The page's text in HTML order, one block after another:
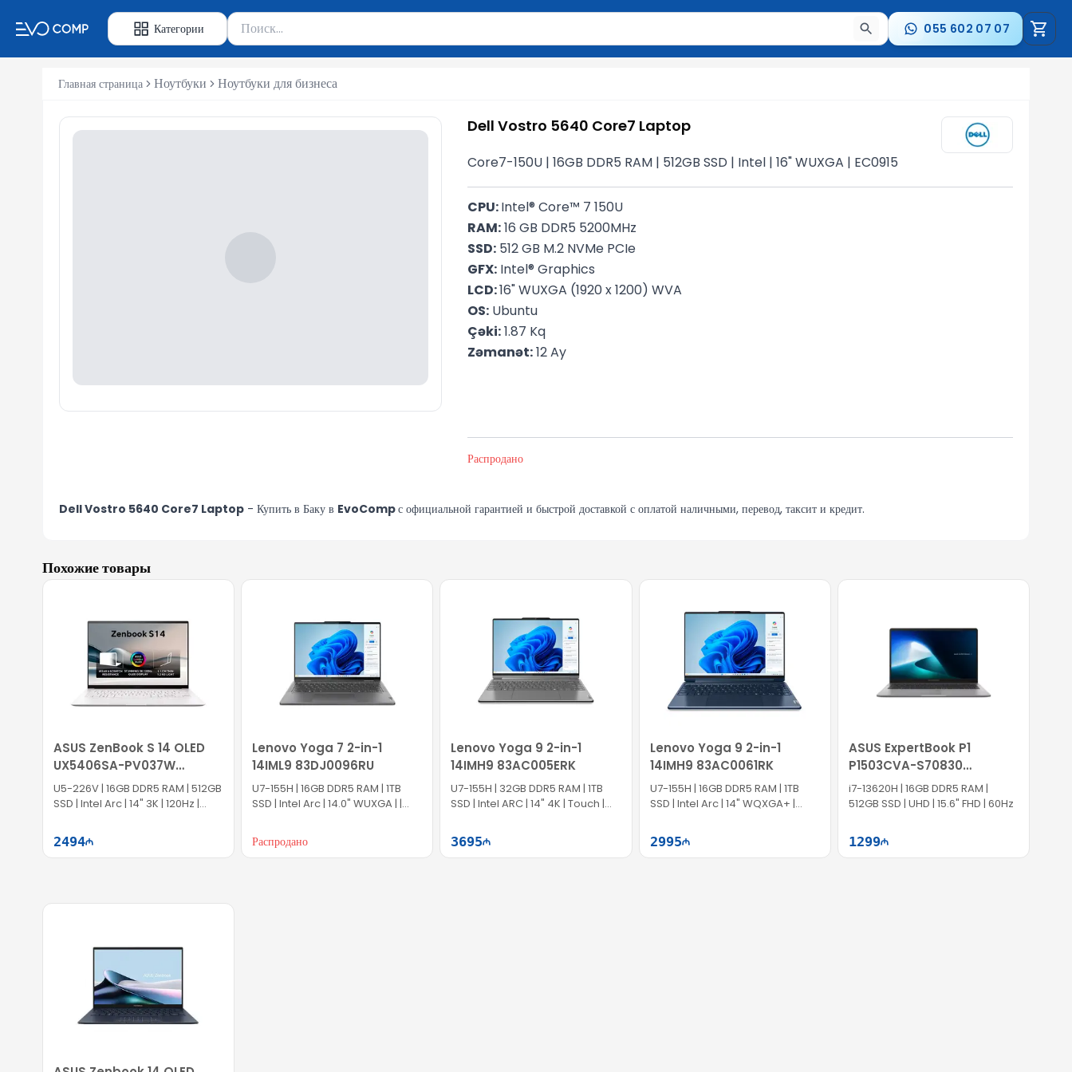
Категории
Поиск товаров
Введите минимум 2 символа для поиска. Нажмите Enter для отправки или используйте стрелки для навигации по результатам.
055 602 07 07
Главная страница Ноутбуки Ноутбуки для бизнеса
Dell Vostro 5640 Core7 Laptop
Core7-150U | 16GB DDR5 RAM | 512GB SSD | Intel | 16" WUXGA | EC0915
CPU: Intel® Core™ 7 150U
RAM: 16 GB DDR5 5200MHz
SSD: 512 GB M.2 NVMe PCIe
GFX: Intel® Graphics
LCD: 16" WUXGA (1920 x 1200) WVA
OS: Ubuntu
Çəki: 1.87 Kq
Zəmanət: 12 Ay
Распродано
Dell Vostro 5640 Core7 Laptop- Купить в Баку в EvoCompс официальной гарантией и быстрой доставкой с оплатой наличными, перевод, таксит и кредит.
Похожие товары
ASUS ZenBook S 14 OLED
UX5406SA-PV037W
90NB14F2-M007Z0
U5-226V | 16GB DDR5 RAM | 512GB
SSD | Intel Arc | 14" 3K | 120Hz |
2494
Lenovo Yoga 7 2-in-1
14IML9 83DJ0096RU
U7-155H | 16GB DDR5 RAM | 1TB
SSD | Intel Arc | 14.0" WUXGA | |
Распродано
Lenovo Yoga 9 2-in-1
14IMH9 83AC005ERK
U7-155H | 32GB DDR5 RAM | 1TB
SSD | Intel ARC | 14" 4K | Touch |
3695
Lenovo Yoga 9 2-in-1
14IMH9 83AC0061RK
U7-155H | 16GB DDR5 RAM | 1TB
SSD | Intel Arc | 14" WQXGA+ |
2995
ASUS ExpertBook P1
P1503CVA-S70830
90NX0881-M00X90
i7-13620H | 16GB DDR5 RAM |
512GB SSD | UHD | 15.6" FHD | 60Hz
1299